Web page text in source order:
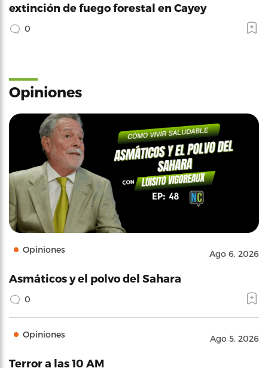
extinción de fuego forestal en Cayey
0
Opiniones
Opiniones Ago 6, 2026
Asmáticos y el polvo del Sahara
0
Opiniones Ago 5, 2026
Terror a las 10 AM